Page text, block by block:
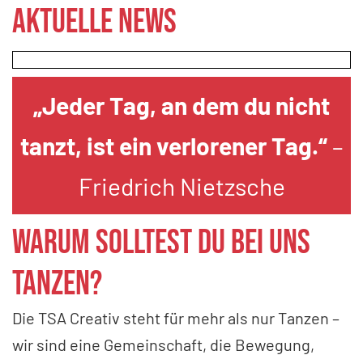
Aktuelle News
„Jeder Tag, an dem du nicht
tanzt, ist ein verlorener Tag.“–
Friedrich Nietzsche
Warum solltest du bei uns
tanzen?
Die TSA Creativ steht für mehr als nur Tanzen –
wir sind eine Gemeinschaft, die Bewegung,